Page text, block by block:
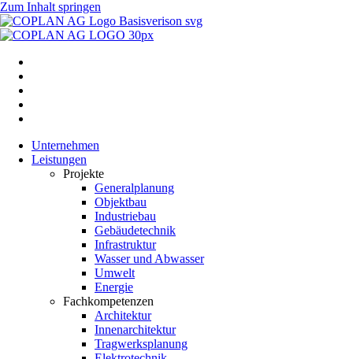
Zum Inhalt springen
Unternehmen
Leistungen
Projekte
Generalplanung
Objektbau
Industriebau
Gebäudetechnik
Infrastruktur
Wasser und Abwasser
Umwelt
Energie
Fachkompetenzen
Architektur
Innenarchitektur
Tragwerksplanung